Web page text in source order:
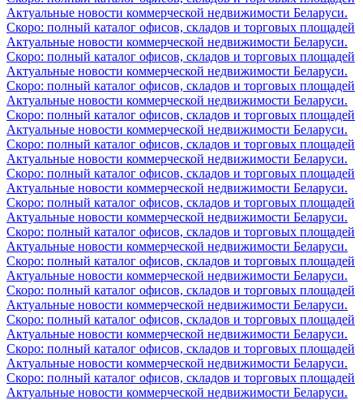
Актуальные новости коммерческой недвижимости Беларуси.
Скоро: полный каталог офисов, складов и торговых площадей
Актуальные новости коммерческой недвижимости Беларуси.
Скоро: полный каталог офисов, складов и торговых площадей
Актуальные новости коммерческой недвижимости Беларуси.
Скоро: полный каталог офисов, складов и торговых площадей
Актуальные новости коммерческой недвижимости Беларуси.
Скоро: полный каталог офисов, складов и торговых площадей
Актуальные новости коммерческой недвижимости Беларуси.
Скоро: полный каталог офисов, складов и торговых площадей
Актуальные новости коммерческой недвижимости Беларуси.
Скоро: полный каталог офисов, складов и торговых площадей
Актуальные новости коммерческой недвижимости Беларуси.
Скоро: полный каталог офисов, складов и торговых площадей
Актуальные новости коммерческой недвижимости Беларуси.
Скоро: полный каталог офисов, складов и торговых площадей
Актуальные новости коммерческой недвижимости Беларуси.
Скоро: полный каталог офисов, складов и торговых площадей
Актуальные новости коммерческой недвижимости Беларуси.
Скоро: полный каталог офисов, складов и торговых площадей
Актуальные новости коммерческой недвижимости Беларуси.
Скоро: полный каталог офисов, складов и торговых площадей
Актуальные новости коммерческой недвижимости Беларуси.
Скоро: полный каталог офисов, складов и торговых площадей
Актуальные новости коммерческой недвижимости Беларуси.
Скоро: полный каталог офисов, складов и торговых площадей
Актуальные новости коммерческой недвижимости Беларуси.